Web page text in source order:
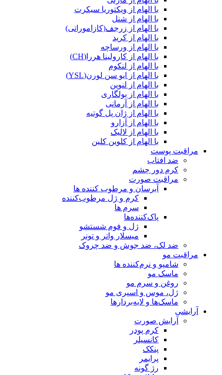
با الهام از ویکتوریا سیکرت
با الهام از شنل
با الهام از زرجف(کازاموراتی)
با الهام از کرید
با الهام از ورساچه
با الهام از کارولینا هررا(CH)
با الهام از لنکوم
با الهام از ایو سن لورن(YSL)
با الهام از لنوین
با الهام از بولگاری
با الهام از آرمانی
با الهام از ژان پل گوتیه
با الهام از آزارو
با الهام از لالیک
با الهام از کلوین کلین
مراقبت پوست
ضد افتاب
کرم دور چشم
مراقبت صورت
آبرسان و مرطوب کننده ها
کرم و ژل مرطوب‌کننده
سرم ها
پاک‌کننده‌ها
ژل و فوم شستشو
میسلار واتر و تونر
ضد لک، ضد جوش و ضد چروک
مراقبت مو
شامپو و نرم‌کننده ها
ماسک مو
روغن و سرم مو
ژل، موس و اسپری مو
ماسک‌ها و لایه‌بردارها
آرایشی
آرایش صورت
کرم پودر
کانسیلر
پنکک
پرایمر
رژ گونه